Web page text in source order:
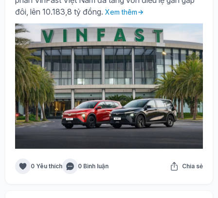
đôi, lên 10.183,8 tỷ đồng. Xem thêm
0 Yêu thích 0 Bình luận Chia sẻ